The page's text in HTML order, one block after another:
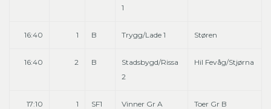
1
16:40 1 B Trygg/Lade 1 Støren
16:40 2 B
Stadsbygd/Rissa
2
Hil Fevåg/Stjørna
17:10 1 SF1 Vinner Gr A Toer Gr B